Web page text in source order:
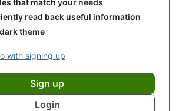
that match your needs
read back useful information
theme
with signing up
Sign up
Login